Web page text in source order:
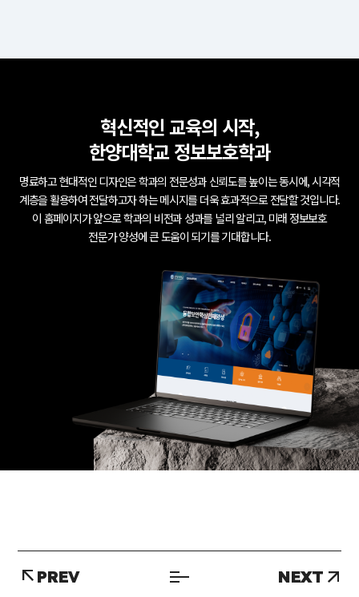
혁신적인 교육의 시작,
한양대학교 정보보호학과
명료하고 현대적인 디자인은 학과의 전문성과 신뢰도를 높이는 동시에, 시각적
계층을 활용하여 전달하고자 하는 메시지를 더욱 효과적으로 전달할 것입니다.
이 홈페이지가 앞으로 학과의 비전과 성과를 널리 알리고, 미래 정보보호
전문가 양성에 큰 도움이 되기를 기대합니다.
PREV NEXT